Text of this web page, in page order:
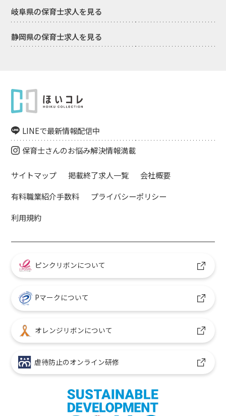
岐阜県の保育士求人を見る
静岡県の保育士求人を見る
LINEで最新情報配信中
保育士さんのお悩み解決情報満載
サイトマップ 掲載終了求人一覧
会社概要
有料職業紹介手数料
プライバシーポリシー
利用規約
ピンクリボンについて
Pマークについて
オレンジリボンについて
虐待防止のオンライン研修